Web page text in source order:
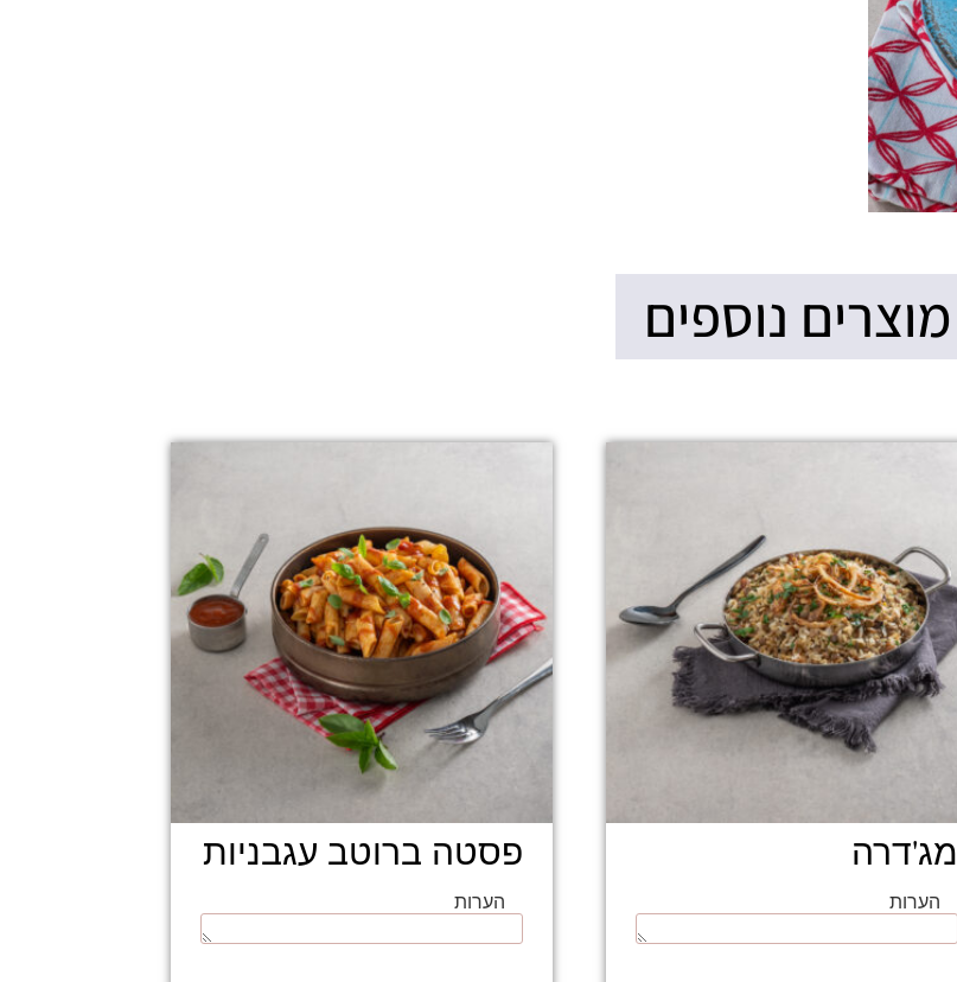
מוצרים נוספים
מג'דרה
הערות
פסטה ברוטב עגבניות
הערות